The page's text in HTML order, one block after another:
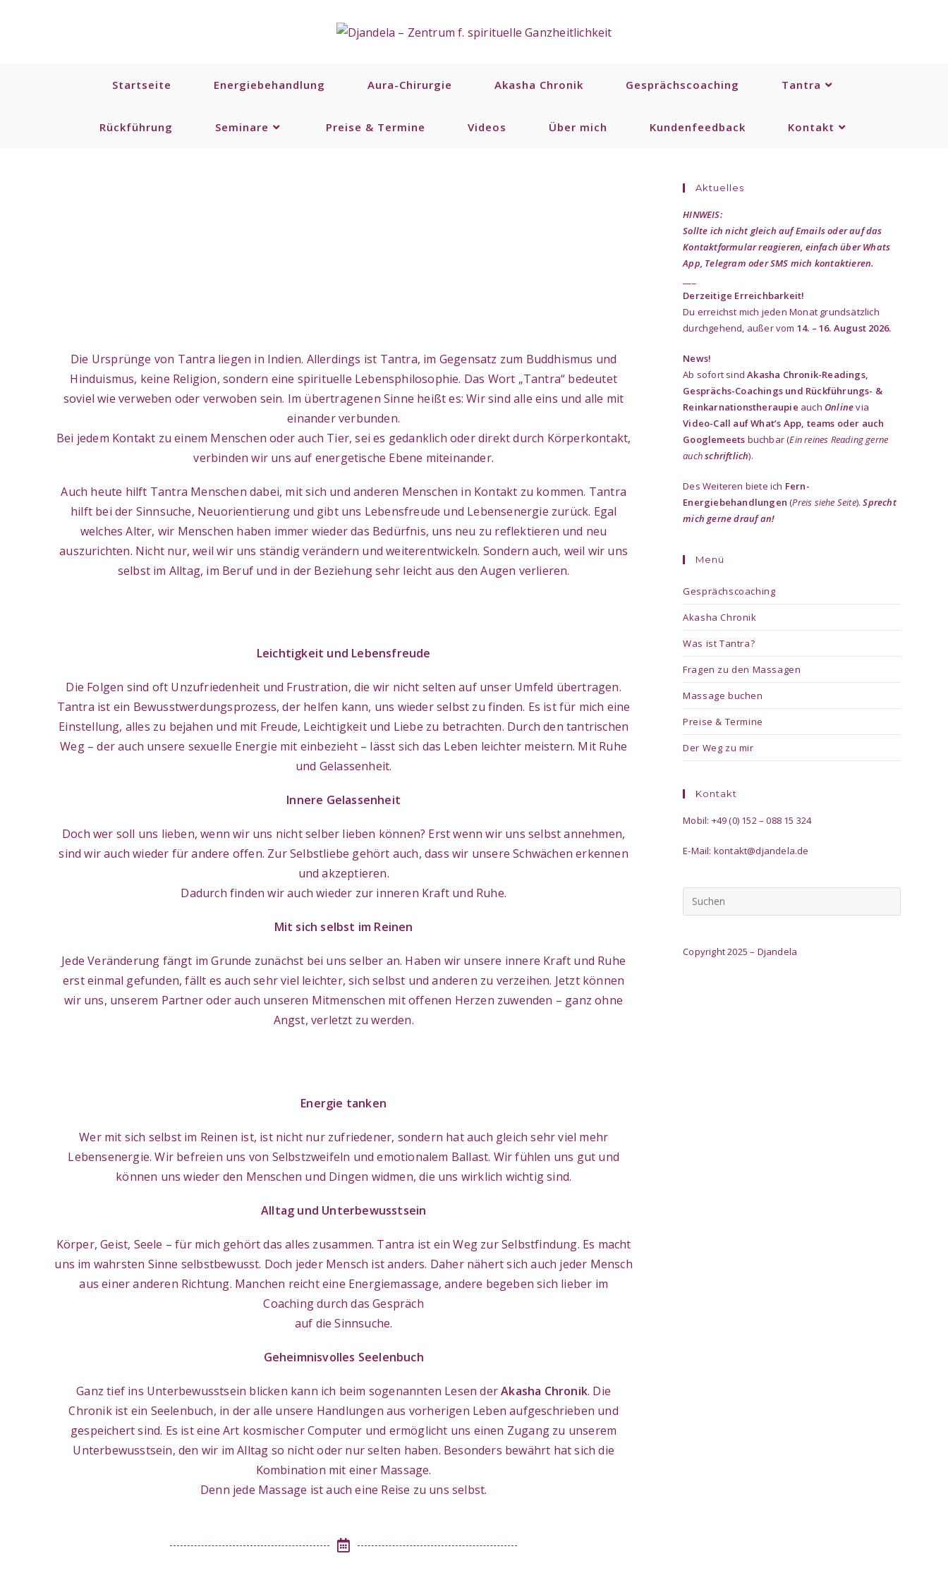
Startseite Energiebehandlung Aura-Chirurgie Akasha Chronik Gesprächscoaching Tantra
Rückführung Seminare Preise & Termine Videos Über mich Kundenfeedback Kontakt
Die Ursprünge von Tantra liegen in Indien. Allerdings ist Tantra, im Gegensatz zum Buddhismus und
Hinduismus, keine Religion, sondern eine spirituelle Lebensphilosophie. Das Wort „Tantra“ bedeutet
soviel wie verweben oder verwoben sein. Im übertragenen Sinne heißt es: Wir sind alle eins und alle mit
einander verbunden.
Bei jedem Kontakt zu einem Menschen oder auch Tier, sei es gedanklich oder direkt durch Körperkontakt,
verbinden wir uns auf energetische Ebene miteinander.
Auch heute hilft Tantra Menschen dabei, mit sich und anderen Menschen in Kontakt zu kommen. Tantra
hilft bei der Sinnsuche, Neuorientierung und gibt uns Lebensfreude und Lebensenergie zurück. Egal
welches Alter, wir Menschen haben immer wieder das Bedürfnis, uns neu zu reflektieren und neu
auszurichten. Nicht nur, weil wir uns ständig verändern und weiterentwickeln. Sondern auch, weil wir uns
selbst im Alltag, im Beruf und in der Beziehung sehr leicht aus den Augen verlieren.
Leichtigkeit und Lebensfreude
Die Folgen sind oft Unzufriedenheit und Frustration, die wir nicht selten auf unser Umfeld übertragen.
Tantra ist ein Bewusstwerdungsprozess, der helfen kann, uns wieder selbst zu finden. Es ist für mich eine
Einstellung, alles zu bejahen und mit Freude, Leichtigkeit und Liebe zu betrachten. Durch den tantrischen
Weg – der auch unsere sexuelle Energie mit einbezieht – lässt sich das Leben leichter meistern. Mit Ruhe
und Gelassenheit.
Innere Gelassenheit
Doch wer soll uns lieben, wenn wir uns nicht selber lieben können? Erst wenn wir uns selbst annehmen,
sind wir auch wieder für andere offen. Zur Selbstliebe gehört auch, dass wir unsere Schwächen erkennen
und akzeptieren.
Dadurch finden wir auch wieder zur inneren Kraft und Ruhe.
Mit sich selbst im Reinen
Jede Veränderung fängt im Grunde zunächst bei uns selber an. Haben wir unsere innere Kraft und Ruhe
erst einmal gefunden, fällt es auch sehr viel leichter, sich selbst und anderen zu verzeihen. Jetzt können
wir uns, unserem Partner oder auch unseren Mitmenschen mit offenen Herzen zuwenden – ganz ohne
Angst, verletzt zu werden.
Energie tanken
Wer mit sich selbst im Reinen ist, ist nicht nur zufriedener, sondern hat auch gleich sehr viel mehr
Lebensenergie. Wir befreien uns von Selbstzweifeln und emotionalem Ballast. Wir fühlen uns gut und
können uns wieder den Menschen und Dingen widmen, die uns wirklich wichtig sind.
Alltag und Unterbewusstsein
Körper, Geist, Seele – für mich gehört das alles zusammen. Tantra ist ein Weg zur Selbstfindung. Es macht
uns im wahrsten Sinne selbstbewusst. Doch jeder Mensch ist anders. Daher nähert sich auch jeder Mensch
aus einer anderen Richtung. Manchen reicht eine Energiemassage, andere begeben sich lieber im
Coaching durch das Gespräch
auf die Sinnsuche.
Geheimnisvolles Seelenbuch
Ganz tief ins Unterbewusstsein blicken kann ich beim sogenannten Lesen derAkasha Chronik. Die
Chronik ist ein Seelenbuch, in der alle unsere Handlungen aus vorherigen Leben aufgeschrieben und
gespeichert sind. Es ist eine Art kosmischer Computer und ermöglicht uns einen Zugang zu unserem
Unterbewusstsein, den wir im Alltag so nicht oder nur selten haben. Besonders bewährt hat sich die
Kombination mit einer Massage.
Denn jede Massage ist auch eine Reise zu uns selbst.
Aktuelles
HINWEIS:
Sollte ich nicht gleich auf Emails oder auf das
Kontaktformular reagieren, einfach über Whats
App, Telegram oder SMS mich kontaktieren.
Derzeitige Erreichbarkeit!
Du erreichst mich jeden Monat grundsätzlich
durchgehend, außer vom 14. – 16. August 2026.
News!
Ab sofort sind Akasha Chronik-Readings,
Gesprächs-Coachings und Rückführungs- &
Reinkarnationstheraupie auch Onlinevia
Video-Call auf What’s App, teams oder auch
Googlemeets buchbar (Ein reines Reading gerne
auchschriftlich).
Des Weiteren biete ich Fern-
Energiebehandlungen (Preis siehe Seite).Sprecht
mich gerne drauf an!
Menü
Gesprächscoaching
Akasha Chronik
Was ist Tantra?
Fragen zu den Massagen
Massage buchen
Preise & Termine
Der Weg zu mir
Kontakt
Mobil: +49 (0) 152 – 088 15 324
E-Mail: kontakt@djandela.de
Copyright 2025 – Djandela